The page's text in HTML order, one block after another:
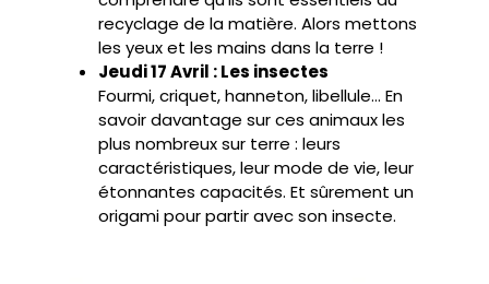
recyclage de la matière. Alors mettons
les yeux et les mains dans la terre !
Jeudi 17 Avril : Les insectes
Fourmi, criquet, hanneton, libellule… En
savoir davantage sur ces animaux les
plus nombreux sur terre : leurs
caractéristiques, leur mode de vie, leur
étonnantes capacités. Et sûrement un
origami pour partir avec son insecte.